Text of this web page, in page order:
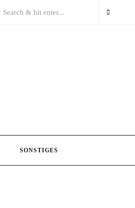
SONSTIGES